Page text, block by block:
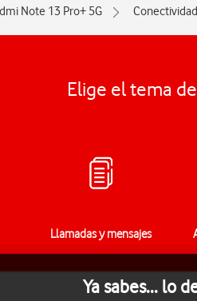
Note 13 Pro+ 5G Conectividad
Elige el tema
Llamadas y mensajes
Ya sabes... lo